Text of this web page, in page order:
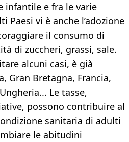
infantile e fra le varie
Paesi vi è anche l’adozione
il consumo di
di zuccheri, grassi, sale.
alcuni casi, è già
Gran Bretagna, Francia,
Le tasse,
possono contribuire al
sanitaria di adulti
le abitudini